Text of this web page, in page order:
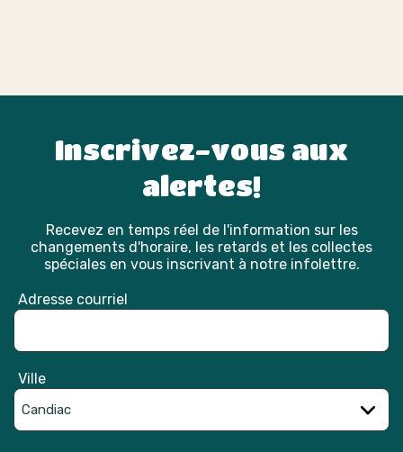
Inscrivez-vous aux
alertes!
Recevez en temps réel de l'information sur les
changements d'horaire, les retards et les collectes
spéciales en vous inscrivant à notre infolettre.
Adresse courriel
Ville